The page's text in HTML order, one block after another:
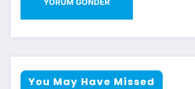
You May Have Missed